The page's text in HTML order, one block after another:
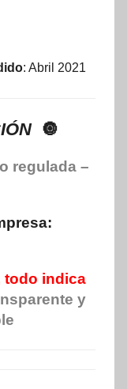
: Abril 2021
🔘
regulada –
todo indica
y